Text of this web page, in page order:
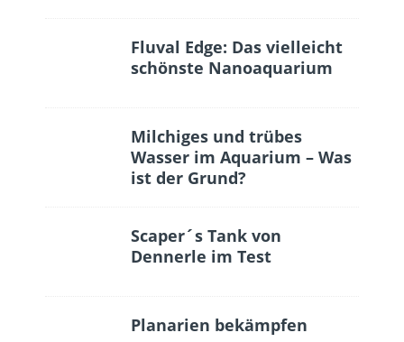
Fluval Edge: Das vielleicht
schönste Nanoaquarium
Milchiges und trübes
Wasser im Aquarium – Was
ist der Grund?
Scaper´s Tank von
Dennerle im Test
Planarien bekämpfen